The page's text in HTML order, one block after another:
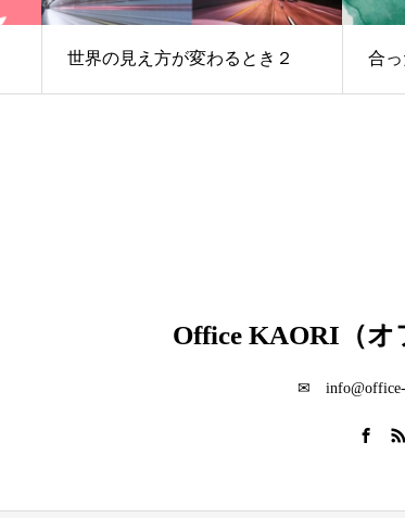
世界の見え方が変わるとき２ 合
Office KAORI（オ
✉ info@office-